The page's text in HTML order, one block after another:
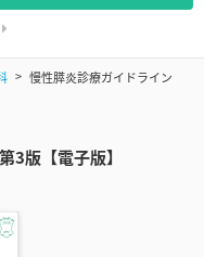
慢性膵炎診療ガイドライン
3版【電子版】